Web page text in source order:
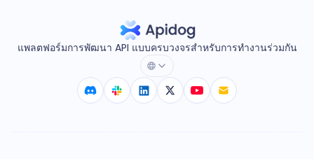
แพลตฟอร์มการพัฒนา API แบบครบวงจรสำหรับการทำงานร่วมกัน